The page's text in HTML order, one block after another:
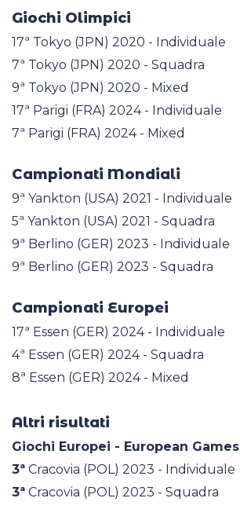
Giochi Olimpici
17ª Tokyo (JPN) 2020 - Individuale
7ª Tokyo (JPN) 2020 - Squadra
9ª Tokyo (JPN) 2020 - Mixed
17ª Parigi (FRA) 2024 - Individuale
7ª Parigi (FRA) 2024 - Mixed
Campionati Mondiali
9ª Yankton (USA) 2021 - Individuale
5ª Yankton (USA) 2021 - Squadra
9ª Berlino (GER) 2023 - Individuale
9ª Berlino (GER) 2023 - Squadra
Campionati Europei
17ª Essen (GER) 2024 - Individuale
4ª Essen (GER) 2024 - Squadra
8ª Essen (GER) 2024 - Mixed
Altri risultati
Giochi Europei - European Games
3ª Cracovia (POL) 2023 - Individuale
3ª Cracovia (POL) 2023 - Squadra